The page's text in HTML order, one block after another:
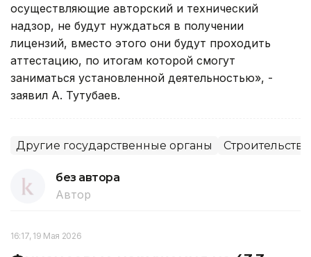
осуществляющие авторский и технический
надзор, не будут нуждаться в получении
лицензий, вместо этого они будут проходить
аттестацию, по итогам которой смогут
заниматься установленной деятельностью», -
заявил А. Тутубаев.
Другие государственные органы Строительство
без автора
Автор
16:17, 19 Мая 2026